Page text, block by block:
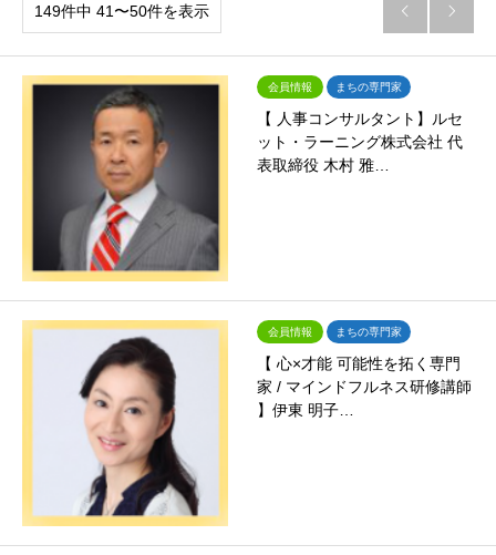
149件中 41〜50件を表示  
会員情報 まちの専門家
【 人事コンサルタント】ルセ
ット・ラーニング株式会社 代
表取締役 木村 雅…
会員情報 まちの専門家
【 心×才能 可能性を拓く専門
家 / マインドフルネス研修講師
】伊東 明子…